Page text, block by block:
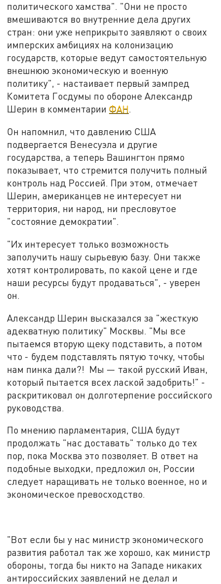
политического хамства". "Они не просто
вмешиваются во внутренние дела других
стран: они уже неприкрыто заявляют о своих
имперских амбициях на колонизацию
государств, которые ведут самостоятельную
внешнюю экономическую и военную
политику", - настаивает первый зампред
Комитета Госдумы по обороне Александр
Шерин в комментарииФАН.
Он напомнил, что давлению США
подвергается Венесуэла и другие
государства, а теперь Вашингтон прямо
показывает, что стремится получить полный
контроль над Россией. При этом, отмечает
Шерин, американцев не интересует ни
территория, ни народ, ни пресловутое
"состояние демократии".
"Их интересует только возможность
заполучить нашу сырьевую базу. Они также
хотят контролировать, по какой цене и где
наши ресурсы будут продаваться", - уверен
он.
Александр Шерин высказался за "жесткую
адекватную политику" Москвы. "Мы все
пытаемся вторую щеку подставить, а потом
что - будем подставлять пятую точку, чтобы
нам пинка дали?! Мы — такой русский Иван,
который пытается всех лаской задобрить!" -
раскритиковал он долготерпение российского
руководства.
По мнению парламентария, США будут
продолжать "нас доставать" только до тех
пор, пока Москва это позволяет. В ответ на
подобные выходки, предложил он, России
следует наращивать не только военное, но и
экономическое превосходство.
"Вот если бы у нас министр экономического
развития работал так же хорошо, как министр
обороны, тогда бы никто на Западе никаких
антироссийских заявлений не делал и